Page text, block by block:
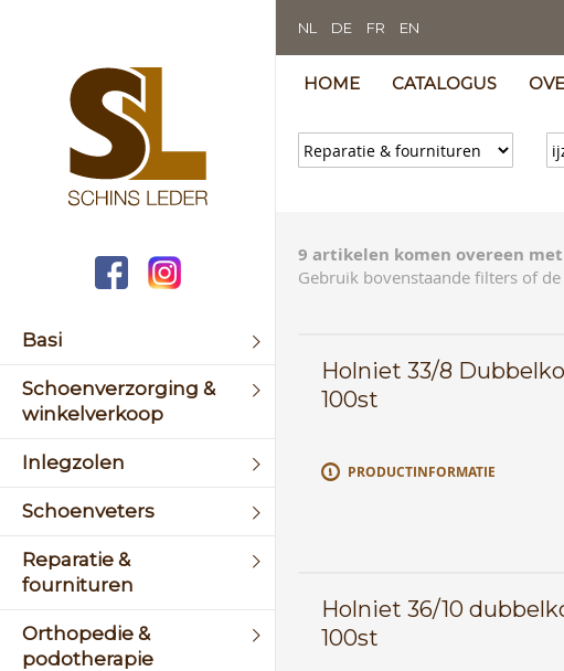
Basi
Schoenverzorging &
winkelverkoop
Inlegzolen
Schoenveters
Reparatie &
fournituren
Orthopedie &
podotherapie
NL DE FR EN
HOME CATALOGUS
9 artikelen komen overeen
Gebruik bovenstaande filters of
Holniet 33/8
100st
PRODUCTINFORMATIE
Holniet 36/10
100st